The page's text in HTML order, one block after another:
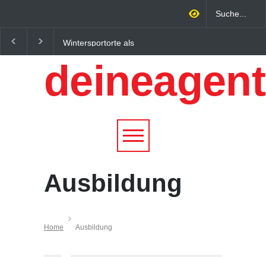
Wintersportorte als
Wirtschaftsfaktor: Wie
Alpenregionen von
Qualitätstourismus
profitieren
digitalen Zeitalter:
Unternehmen
wachsen lässt
Ausbildung
Home Ausbildung